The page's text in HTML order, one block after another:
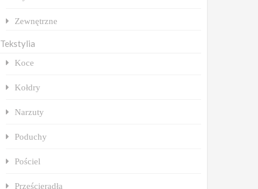
Zewnętrzne
Tekstylia
Koce
Kołdry
Narzuty
Poduchy
Pościel
Prześcieradła